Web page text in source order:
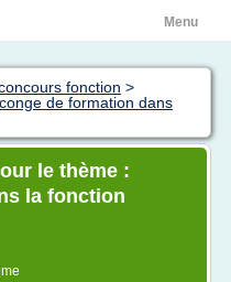
Menu
fonction >
conge de formation dans
le thème :
la fonction